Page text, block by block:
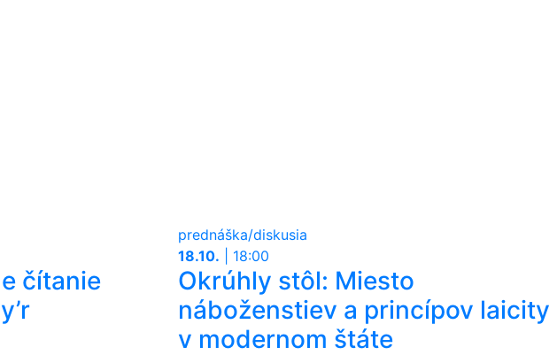
čítanie
prednáška/diskusia
18.10.
18:00
Okrúhly stôl: Miesto
náboženstiev a princípov laicity
v modernom štáte